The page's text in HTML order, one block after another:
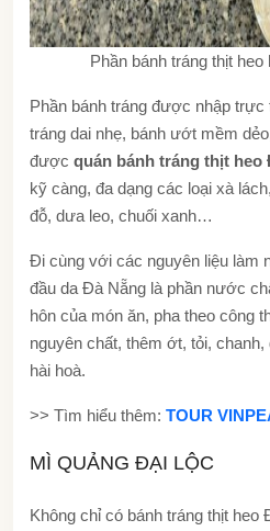
Phần bánh tráng thịt heo
Phần bánh tráng được nhập
tráng dai nhẹ, bánh ướt mềm
được quán bánh tráng thịt heo
kỹ càng, đa dạng các loại xà
đỗ, dưa leo, chuối xanh…
Đi cùng với các nguyên liệu làm
đầu da Đà Nẵng là phần nước
hôn của món ăn, pha theo công
nguyên chất, thêm ớt, tỏi,
hài hoà.
>> Tìm hiểu thêm: TOUR
MÌ QUẢNG ĐẠI LỘC
Không chỉ có bánh tráng thịt heo